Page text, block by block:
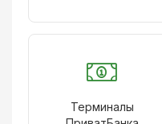
Терминалы